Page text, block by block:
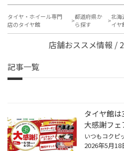
タイヤ・ホイール専門
店のタイヤ館
都道府県か
ら探す
北海
イヤ
店舗おススメ情報 /
記事一覧
タイヤ館
大感謝フェ
2026年5月18